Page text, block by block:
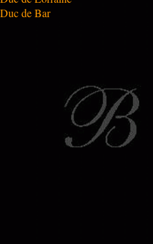
Duc de Bar